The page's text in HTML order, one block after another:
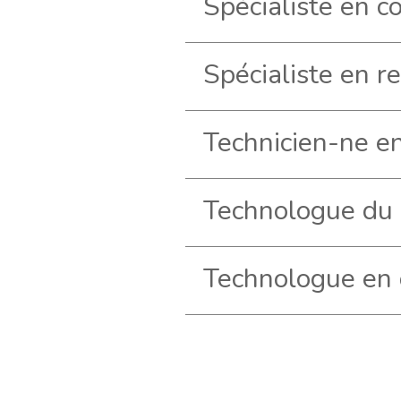
Spécialiste en
Technologue